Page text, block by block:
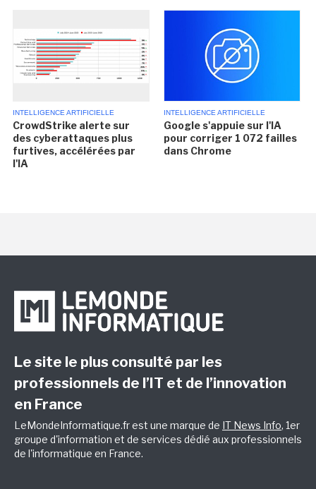
INTELLIGENCE ARTIFICIELLE
CrowdStrike alerte sur
des cyberattaques plus
furtives, accélérées par
l'IA
INTELLIGENCE ARTIFICIELLE
Google s'appuie sur l'IA
pour corriger 1 072 failles
dans Chrome
Le site le plus consulté par les
professionnels de l’IT et de l’innovation
en France
LeMondeInformatique.fr est une marque de IT News Info, 1er
groupe d'information et de services dédié aux professionnels
de l'informatique en France.